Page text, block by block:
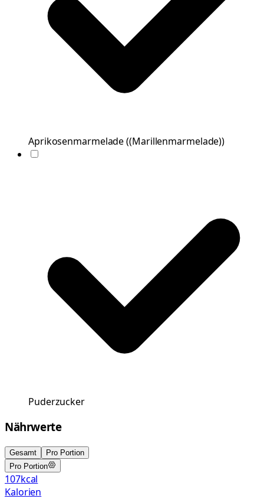
Aprikosenmarmelade((Marillenmarmelade))
Puderzucker
Nährwerte
Gesamt
Pro Portion
Pro Portion
107kcal
Kalorien